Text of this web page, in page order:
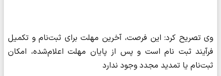
وی تصریح کرد: این فرصت، آخرین مهلت برای ثبت‌نام و تکمیل
فرآیند ثبت نام است و پس از پایان مهلت اعلام‌شده، امکان
ثبت‌نام یا تمدید مجدد وجود ندارد